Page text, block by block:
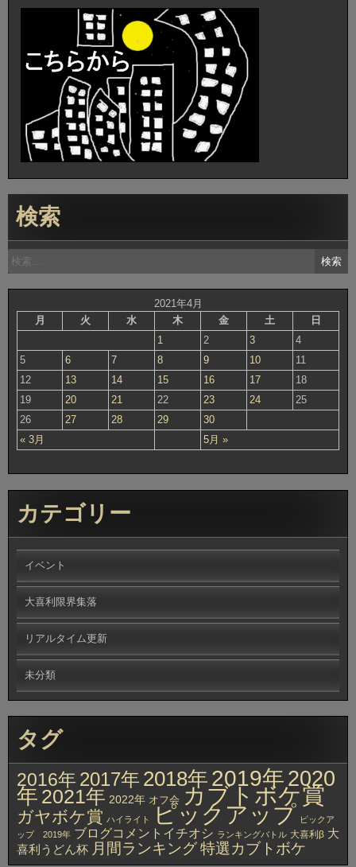
検索
検
索:
2021年4月
月
火 水 木 金 土 日
« 3月 5月 »
1 2 3
4
5
6 7 8 9 10
11
12
13 14 15 16 17
18
19
20 21 22 23 24
25
26
27 28 29 30
カテゴリー
イベント
大喜利限界集落
リアルタイム更新
未分類
タグ
2016年 2017年 2018年 2019年2020
年 2021年 2022年 オフ会 カブトボケ賞
ガヤボケ賞 ハイライト ピックアップ ピックア
ップ 2019年 ブログコメントイチオシ ランキングバトル 大喜利β 大
喜利うどん杯 月間ランキング特選カブトボケ